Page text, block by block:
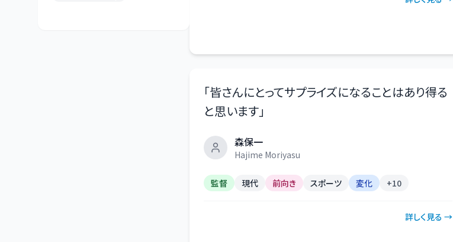
「皆さんにとってサプライズになることはあり得る
と思います」
森保一
Hajime Moriyasu
監督 現代 前向き スポーツ 変化 +10
詳しく見る →